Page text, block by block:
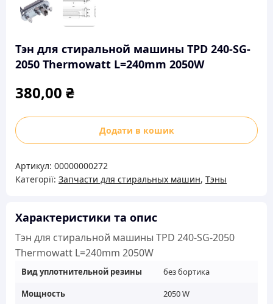
Тэн для стиральной машины TPD 240-SG-
2050 Thermowatt L=240mm 2050W
380,00 ₴
Тэн
для
машины
TPD
SG-
Thermowatt
L=240mm
2050W
кількість
Додати в кошик
Артикул: 00000000272
Категорії: Запчасти для стиральных машин, Тэны
Характеристики та опис
Тэн для стиральной машины TPD 240-SG-2050
Thermowatt L=240mm 2050W
Вид уплотнительной резины
без бортика
Мощность
2050 W